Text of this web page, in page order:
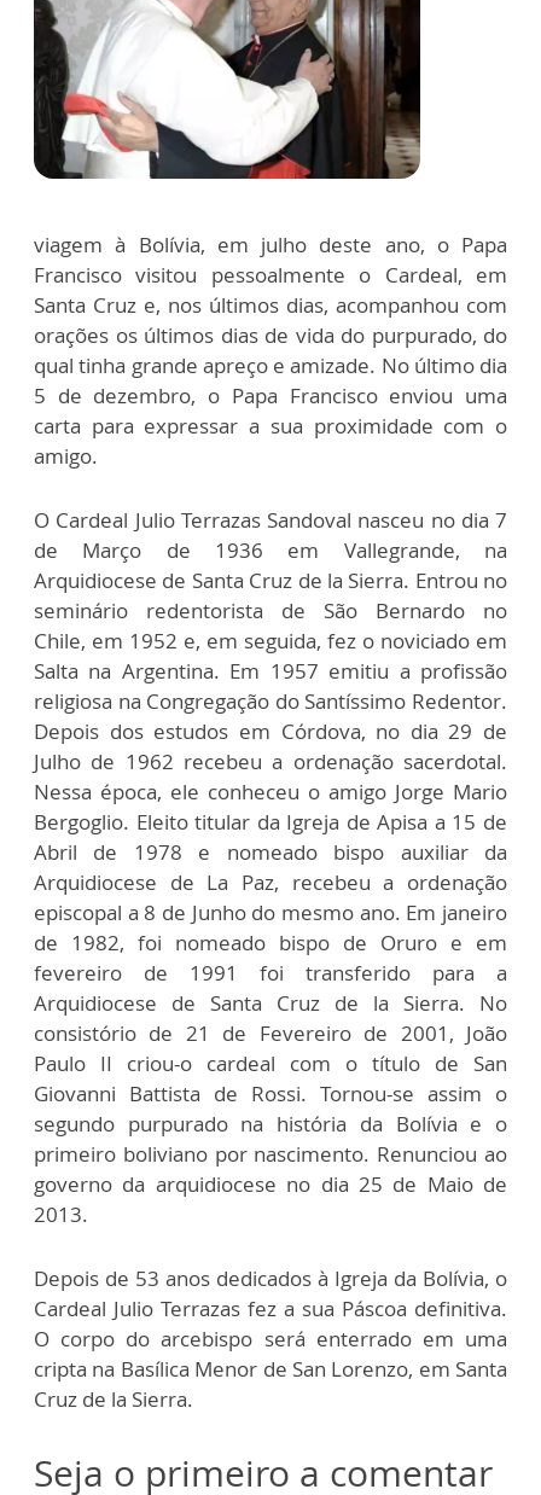
viagem à Bolívia, em julho deste ano, o Papa
Francisco visitou pessoalmente o Cardeal, em
Santa Cruz e, nos últimos dias, acompanhou com
orações os últimos dias de vida do purpurado, do
qual tinha grande apreço e amizade. No último dia
5 de dezembro, o Papa Francisco enviou uma
carta para expressar a sua proximidade com o
amigo.
O Cardeal Julio Terrazas Sandoval nasceu no dia 7
de Março de 1936 em Vallegrande, na
Arquidiocese de Santa Cruz de la Sierra. Entrou no
seminário redentorista de São Bernardo no
Chile, em 1952 e, em seguida, fez o noviciado em
Salta na Argentina. Em 1957 emitiu a profissão
religiosa na Congregação do Santíssimo Redentor.
Depois dos estudos em Córdova, no dia 29 de
Julho de 1962 recebeu a ordenação sacerdotal.
Nessa época, ele conheceu o amigo Jorge Mario
Bergoglio. Eleito titular da Igreja de Apisa a 15 de
Abril de 1978 e nomeado bispo auxiliar da
Arquidiocese de La Paz, recebeu a ordenação
episcopal a 8 de Junho do mesmo ano. Em janeiro
de 1982, foi nomeado bispo de Oruro e em
fevereiro de 1991 foi transferido para a
Arquidiocese de Santa Cruz de la Sierra. No
consistório de 21 de Fevereiro de 2001, João
Paulo II criou-o cardeal com o título de San
Giovanni Battista de Rossi. Tornou-se assim o
segundo purpurado na história da Bolívia e o
primeiro boliviano por nascimento. Renunciou ao
governo da arquidiocese no dia 25 de Maio de
2013.
Depois de 53 anos dedicados à Igreja da Bolívia, o
Cardeal Julio Terrazas fez a sua Páscoa definitiva.
O corpo do arcebispo será enterrado em uma
cripta na Basílica Menor de San Lorenzo, em Santa
Cruz de la Sierra.
Seja o primeiro a comentar